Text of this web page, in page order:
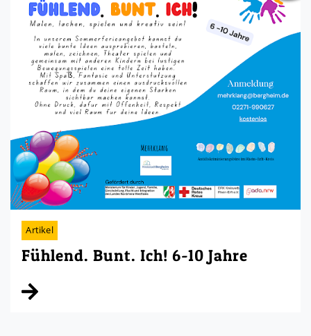
Artikel
Fühlend. Bunt. Ich! 6-10 Jahre